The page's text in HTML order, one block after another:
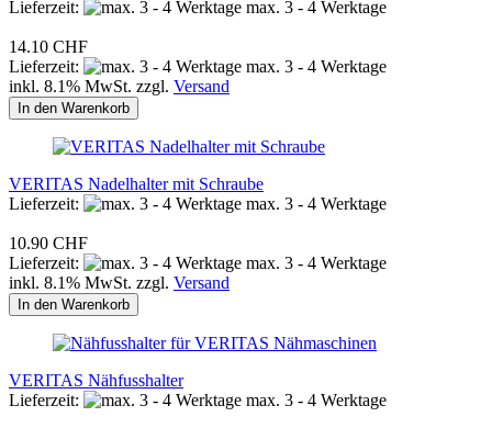
Lieferzeit:
max. 3 - 4 Werktage
14.10 CHF
Lieferzeit:
max. 3 - 4 Werktage
inkl. 8.1% MwSt. zzgl. Versand
In den Warenkorb
VERITAS Nadelhalter mit Schraube
Lieferzeit:
max. 3 - 4 Werktage
10.90 CHF
Lieferzeit:
max. 3 - 4 Werktage
inkl. 8.1% MwSt. zzgl. Versand
In den Warenkorb
VERITAS Nähfusshalter
Lieferzeit:
max. 3 - 4 Werktage